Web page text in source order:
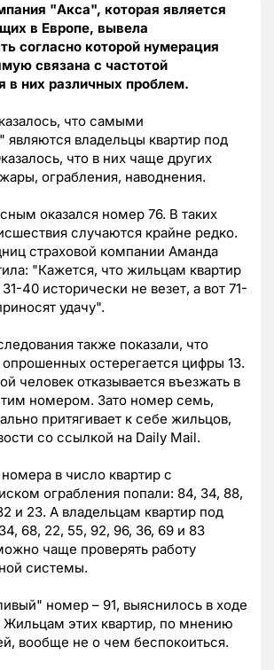
"Акса", которая является
в Европе, вывела
согласно которой нумерация
связана с частотой
в них различных проблем.
что самыми
владельцы квартир под
что в них чаще других
ограбления, наводнения.
оказался номер 76. В таких
случаются крайне редко.
страховой компании Аманда
"Кажется, что жильцам квартир
40 исторически не везет, а вот 71-
удачу".
также показали, что
остерегается цифры 13.
человек отказывается въезжать в
номером. Зато номер семь,
притягивает к себе жильцов,
со ссылкой на Daily Mail.
в число квартир с
ограбления попали: 84, 34, 88,
и 23. А владельцам квартир под
68, 22, 55, 92, 96, 36, 69 и 83
чаще проверять работу
системы.
номер – 91, выяснилось в ходе
Жильцам этих квартир, по мнению
вообще не о чем беспокоиться.